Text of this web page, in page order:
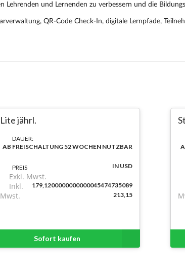
Lite jährl.
DAUER:
AB FREISCHALTUNG 52 WOCHEN NUTZBAR
PREIS IN USD
Exkl. Mwst.
179,1200000000000045474735089
Inkl.
Mwst.
213,15
Sofort kaufen